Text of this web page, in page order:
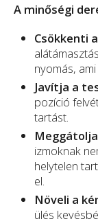
A minőségi
Csökkenti
nyomás,
Javítja a
pozíció
tartást.
izmoknak
helytelen
el.
Növeli a
ülés